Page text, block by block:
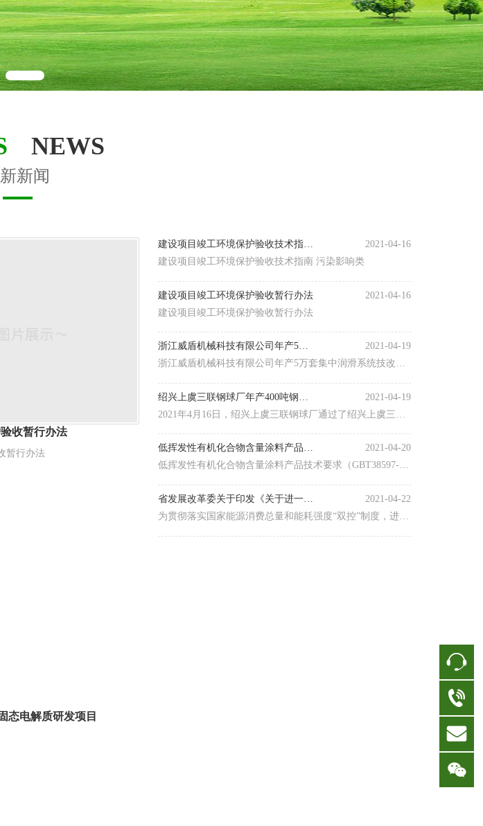
NEWS
新闻
收暂行办法
暂行办法
建设项目竣工环境保护验收技术指南 污染影响类
2021-04-16
建设项目竣工环境保护验收技术指南 污染影响类
建设项目竣工环境保护验收暂行办法
2021-04-16
建设项目竣工环境保护验收暂行办法
浙江威盾机械科技有限公司年产5万套集中润滑系统技改项目竣工环境保护验收报告
2021-04-19
浙江威盾机械科技有限公司年产5万套集中润滑系统技改项
2021-04-19
2021年4月16日，绍兴上虞三联钢球厂通过了绍兴上虞三联
低挥发性有机化合物含量涂料产品技术要求（GB T 38597-2020）
2021-04-20
低挥发性有机化合物含量涂料产品技术要求（GBT38597-
2021-04-22
为贯彻落实国家能源消费总量和能耗强度“双控”制度，进一
态电解质研发项目